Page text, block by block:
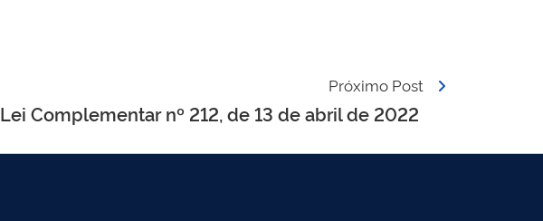
Próximo Post
Lei Complementar nº 212, de 13 de abril de 2022